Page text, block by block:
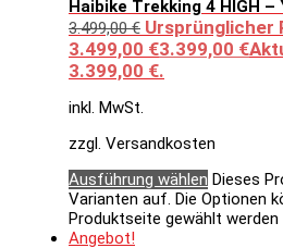
Haibike Trekking 4 HIGH
3.499,00€ Ursprünglicher
3.499,00 €3.399,00 €
3.399,00 €.
inkl. MwSt.
zzgl. Versandkosten
Ausführung wählen Dieses
Varianten auf. Die Optionen
Produktseite gewählt werden
Angebot!